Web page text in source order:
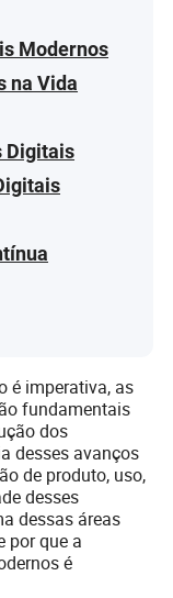
Modernos
na Vida
Digitais
é imperativa, as
fundamentais
dos
desses avanços
de produto, uso,
desses
dessas áreas
por que a
é